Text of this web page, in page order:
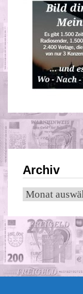
Archiv
Archiv